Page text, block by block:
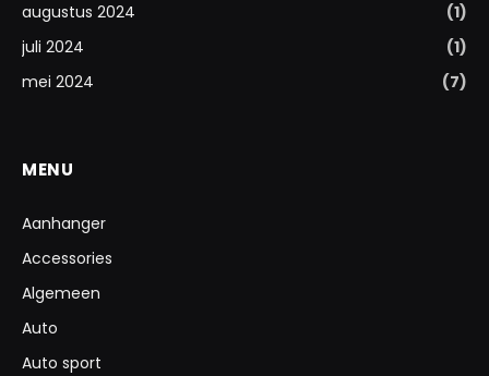
augustus 2024
(1)
juli 2024
(1)
mei 2024
(7)
MENU
Aanhanger
Accessories
Algemeen
Auto
Auto sport